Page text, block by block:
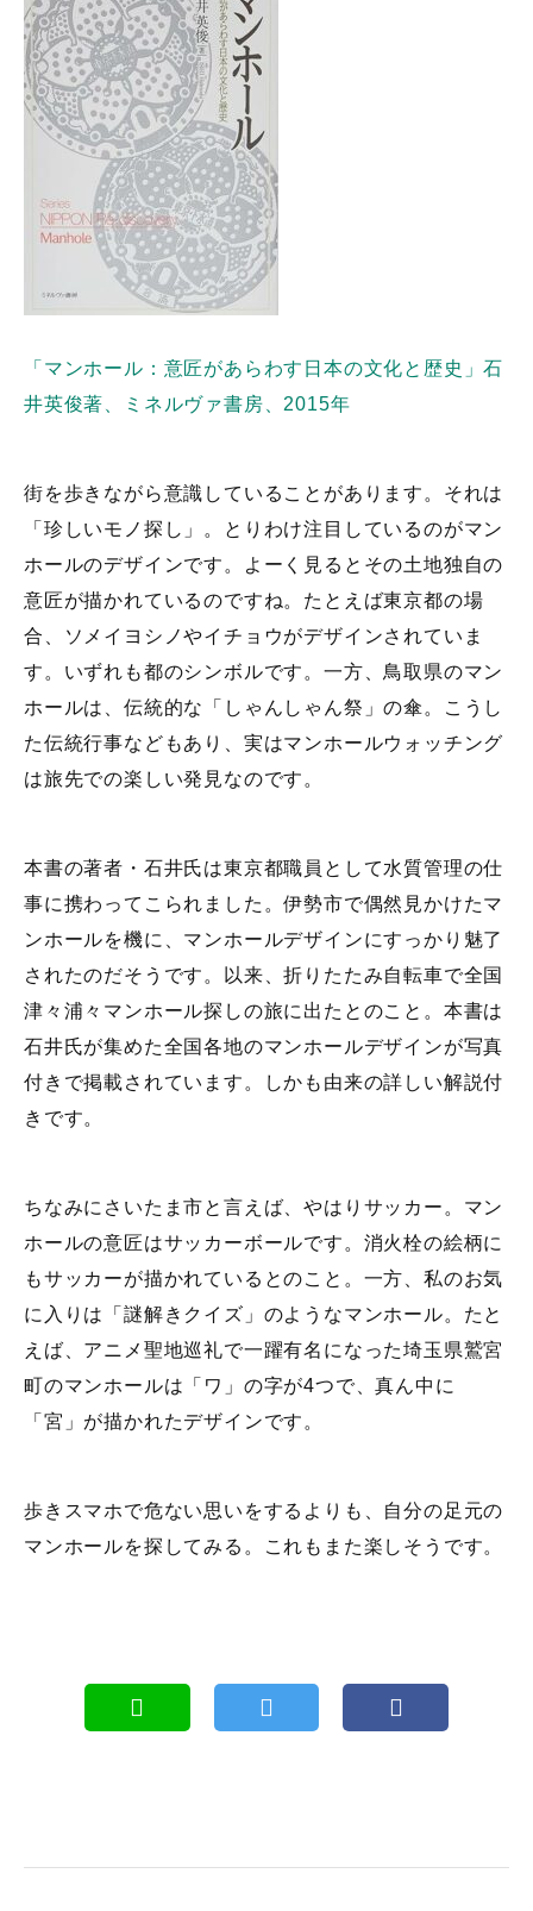
「マンホール：意匠があらわす日本の文化と歴史」石
井英俊著、ミネルヴァ書房、2015年
街を歩きながら意識していることがあります。それは
「珍しいモノ探し」。とりわけ注目しているのがマン
ホールのデザインです。よーく見るとその土地独自の
意匠が描かれているのですね。たとえば東京都の場
合、ソメイヨシノやイチョウがデザインされていま
す。いずれも都のシンボルです。一方、鳥取県のマン
ホールは、伝統的な「しゃんしゃん祭」の傘。こうし
た伝統行事などもあり、実はマンホールウォッチング
は旅先での楽しい発見なのです。
本書の著者・石井氏は東京都職員として水質管理の仕
事に携わってこられました。伊勢市で偶然見かけたマ
ンホールを機に、マンホールデザインにすっかり魅了
されたのだそうです。以来、折りたたみ自転車で全国
津々浦々マンホール探しの旅に出たとのこと。本書は
石井氏が集めた全国各地のマンホールデザインが写真
付きで掲載されています。しかも由来の詳しい解説付
きです。
ちなみにさいたま市と言えば、やはりサッカー。マン
ホールの意匠はサッカーボールです。消火栓の絵柄に
もサッカーが描かれているとのこと。一方、私のお気
に入りは「謎解きクイズ」のようなマンホール。たと
えば、アニメ聖地巡礼で一躍有名になった埼玉県鷲宮
町のマンホールは「ワ」の字が4つで、真ん中に
「宮」が描かれたデザインです。
歩きスマホで危ない思いをするよりも、自分の足元の
マンホールを探してみる。これもまた楽しそうです。